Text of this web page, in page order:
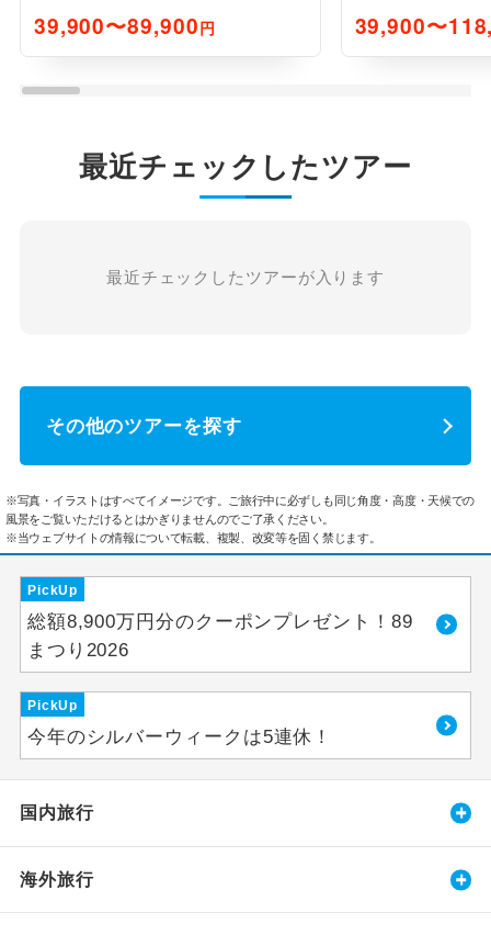
札幌4日間
39,900〜89,900円 39,900〜
最近チェックしたツアー
最近チェックしたツアーが入ります
その他のツアーを探す
※写真・イラストはすべてイメージです。ご旅行中に必ずしも同じ角度・高度・天候での
風景をご覧いただけるとはかぎりませんのでご了承ください。
※当ウェブサイトの情報について転載、複製、改変等を固く禁じます。
PickUp
総額8,900万円分のクーポンプレゼント！89
まつり2026
PickUp
今年のシルバーウィークは5連休！
国内旅行
海外旅行